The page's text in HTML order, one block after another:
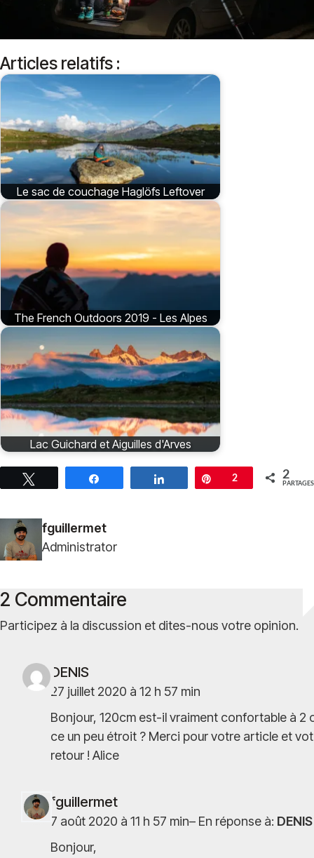
Articles relatifs :
Le sac de couchage Haglöfs Leftover
The French Outdoors 2019 - Les Alpes
Lac Guichard et Aiguilles d'Arves
Partagez Épingle
2 2
PARTAGES
fguillermet
Administrator
2 Commentaire
Participez à la discussion et dites-nous votre opinion.
DENIS
27 juillet 2020 à 12 h 57 min
Bonjour, 120cm est-il vraiment confortable à 2
ce un peu étroit ? Merci pour votre article et
retour ! Alice
fguillermet
7 août 2020 à 11 h 57 min– En réponse à: DENIS
Bonjour,